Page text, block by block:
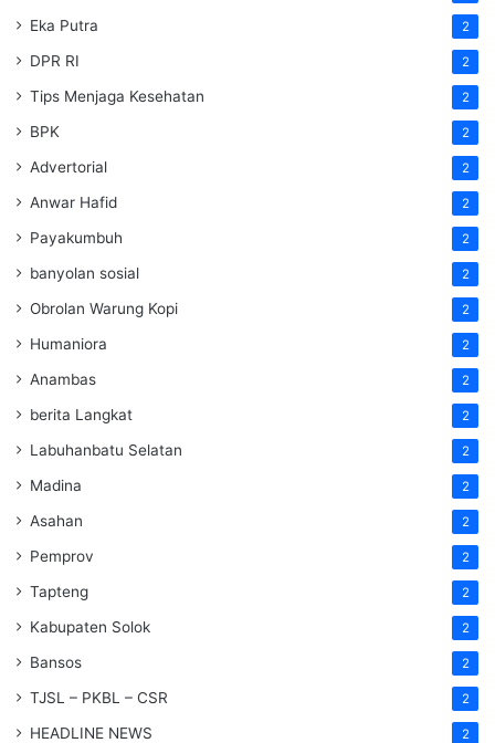
Eka Putra 2
DPR RI 2
Tips Menjaga Kesehatan 2
BPK 2
Advertorial 2
Anwar Hafid 2
Payakumbuh 2
banyolan sosial 2
Obrolan Warung Kopi 2
Humaniora 2
Anambas 2
berita Langkat 2
Labuhanbatu Selatan 2
Madina 2
Asahan 2
Pemprov 2
Tapteng 2
Kabupaten Solok 2
Bansos 2
TJSL – PKBL – CSR 2
HEADLINE NEWS 2